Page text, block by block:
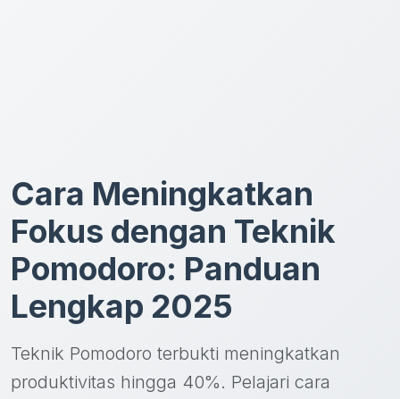
Cara Meningkatkan
Fokus dengan Teknik
Pomodoro: Panduan
Lengkap 2025
Teknik Pomodoro terbukti meningkatkan
produktivitas hingga 40%. Pelajari cara